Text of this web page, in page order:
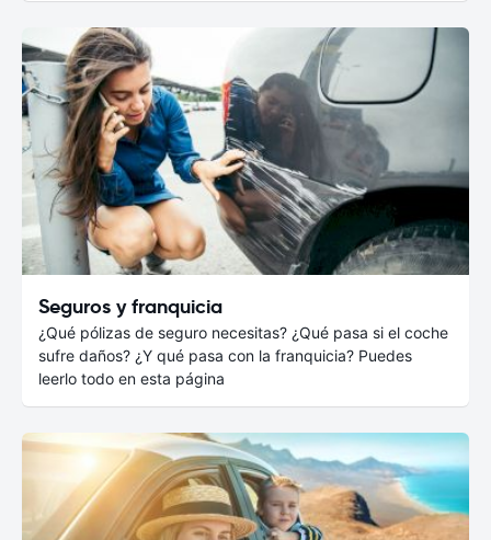
Seguros y franquicia
¿Qué pólizas de seguro necesitas? ¿Qué pasa si el coche
sufre daños? ¿Y qué pasa con la franquicia? Puedes
leerlo todo en esta página